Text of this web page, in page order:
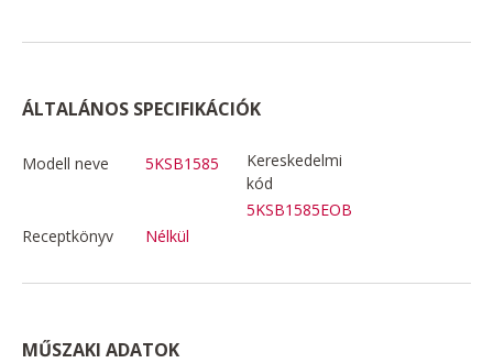
ÁLTALÁNOS SPECIFIKÁCIÓK
Modell neve 5KSB1585
Kereskedelmi
kód
5KSB1585EOB
Receptkönyv
Nélkül
MŰSZAKI ADATOK